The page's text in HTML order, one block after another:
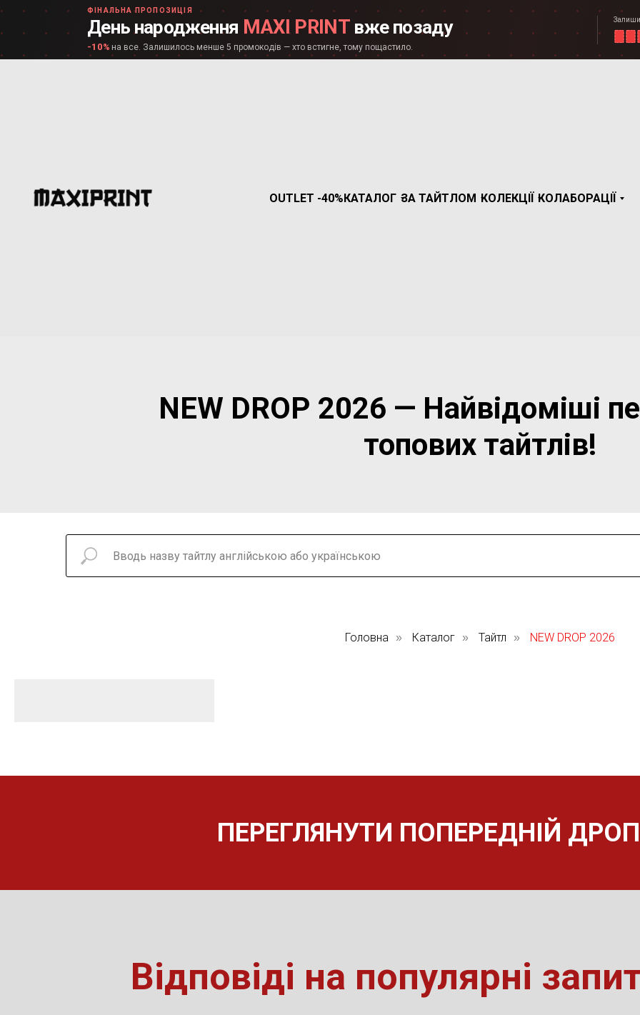
ФІНАЛЬНА ПРОПОЗИЦІЯ
День народження MAXI PRINT вже позаду
-10% на все. Залишилось менше 5 промокодів — хто встигне, тому пощастило.
OUTLET -40%КАТАЛОГ ЗА ТАЙТЛОМ КОЛЕКЦІЇ КОЛАБОРАЦІЇ
NEW DROP 2026 — Найвідоміші
топових тайтлів!
Головна » Каталог » Тайтл » NEW DROP 2026
ПЕРЕГЛЯНУТИ ПОПЕРЕДНІЙ
Відповіді на популярні